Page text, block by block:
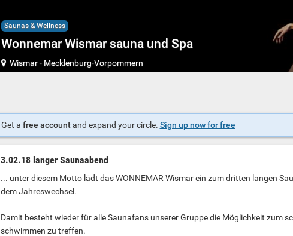
Saunas & Wellness
Wonnemar Wismar sauna und Spa
Wismar- Mecklenburg-Vorpommern
Get a free accountand expand your circle. Sign up now for free
3.02.18 langer Saunaabend
... unter diesem Motto lädt das WONNEMAR Wismar ein zum dritten langen
dem Jahreswechsel.
Damit besteht wieder für alle Saunafans unserer Gruppe die Möglichkeit zum
schwimmen zu treffen.